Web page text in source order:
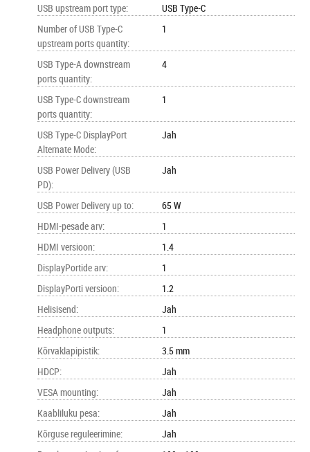
USB upstream port type:
USB Type-C
Number of USB Type-C
upstream ports quantity:
1
USB Type-A downstream
ports quantity:
4
USB Type-C downstream
ports quantity:
1
USB Type-C DisplayPort
Alternate Mode:
Jah
USB Power Delivery (USB
PD):
Jah
USB Power Delivery up to:
65 W
HDMI-pesade arv:
1
HDMI versioon:
1.4
DisplayPortide arv:
1
DisplayPorti versioon:
1.2
Helisisend:
Jah
Headphone outputs:
1
Kõrvaklapipistik:
3.5 mm
HDCP:
Jah
VESA mounting:
Jah
Kaabliluku pesa:
Jah
Kõrguse reguleerimine:
Jah